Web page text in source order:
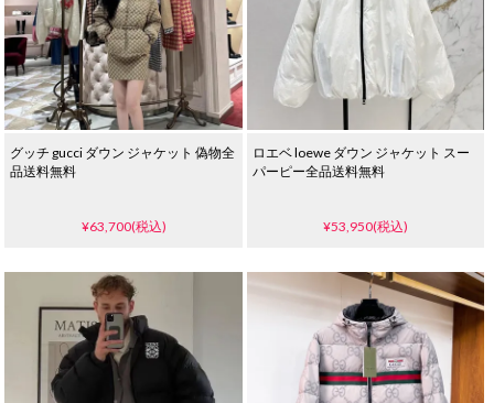
グッチ gucci ダウン ジャケット 偽物全
品送料無料
¥63,700(税込)
ロエベ loewe ダウン ジャケット スー
パーピー全品送料無料
¥53,950(税込)